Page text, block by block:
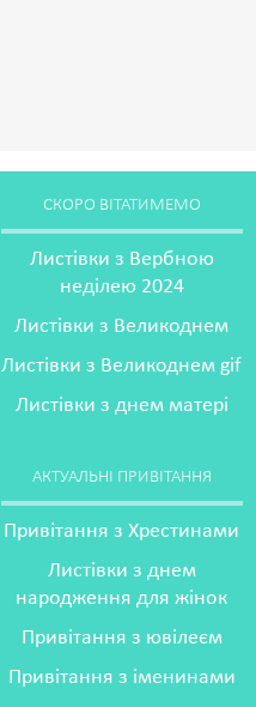
СКОРО ВІТАТИМЕМО
Листівки з Вербною
неділею 2024
Листівки з Великоднем
Листівки з Великоднем gif
Листівки з днем матері
АКТУАЛЬНІ ПРИВІТАННЯ
Привітання з Хрестинами
Листівки з днем
народження для жінок
Привітання з ювілеєм
Привітання з іменинами